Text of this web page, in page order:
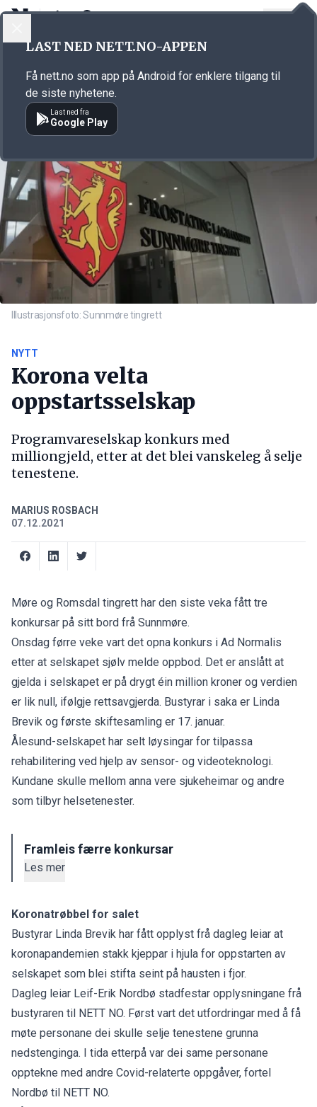
Annonsørinnhold
Illustrasjonsfoto: Sunnmøre tingrett
NYTT
Korona velta
oppstartsselskap
Programvareselskap konkurs med
milliongjeld, etter at det blei vanskeleg å selje
tenestene.
MARIUS ROSBACH
07.12.2021
Møre og Romsdal tingrett har den siste veka fått tre
konkursar på sitt bord frå Sunnmøre.
Onsdag førre veke vart det opna konkurs i Ad Normalis
etter at selskapet sjølv melde oppbod. Det er anslått at
gjelda i selskapet er på drygt éin million kroner og verdien
er lik null, ifølgje rettsavgjerda. Bustyrar i saka er Linda
Brevik og første skiftesamling er 17. januar.
Ålesund-selskapet har selt løysingar for tilpassa
rehabilitering ved hjelp av sensor- og videoteknologi.
Kundane skulle mellom anna vere sjukeheimar og andre
som tilbyr helsetenester.
Framleis færre konkursar
Les mer
Koronatrøbbel for salet
Bustyrar Linda Brevik har fått opplyst frå dagleg leiar at
koronapandemien stakk kjeppar i hjula for oppstarten av
selskapet som blei stifta seint på hausten i fjor.
Dagleg leiar Leif-Erik Nordbø stadfestar opplysningane frå
bustyraren til NETT NO. Først vart det utfordringar med å få
møte personane dei skulle selje tenestene grunna
nedstenginga. I tida etterpå var dei same personane
opptekne med andre Covid-relaterte oppgåver, fortel
Nordbø til NETT NO.
LAST NED NETT.NO-APPEN
Få nett.no som app på Android for enklere tilgang til
de siste nyhetene.
Last ned fra
Google Play